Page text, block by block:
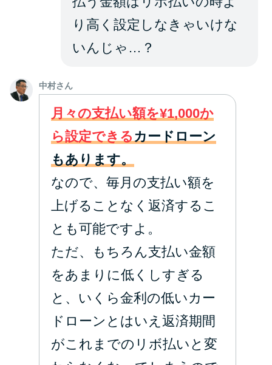
り高く設定しなきゃいけな
いんじゃ…？
中村さん
月々の支払い額を¥1,000か
ら設定できる カードローン
もあります。
なので、毎月の支払い額を
上げることなく返済するこ
とも可能ですよ。
ただ、もちろん支払い金額
をあまりに低くしすぎる
と、いくら金利の低いカー
ドローンとはいえ返済期間
がこれまでのリボ払いと変